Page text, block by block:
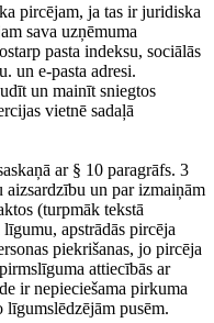
pircējam, ja tas ir juridiska
sava uzņēmuma
pasta indeksu, sociālās
un e-pasta adresi.
un mainīt sniegtos
vietnē sadaļā
ar § 10 paragrāfs. 3
un par izmaiņām
(turpmāk tekstā
apstrādās pircēja
piekrišanas, jo pircēja
attiecībās ar
ir nepieciešama pirkuma
pusēm.